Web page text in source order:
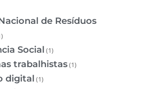
de Resíduos
Social (1)
trabalhistas(1)
digital (1)